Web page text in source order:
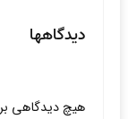
دیدگاهها
هیچ دیدگاهی